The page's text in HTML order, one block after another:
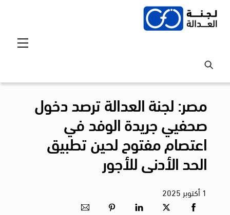
Skip
مصر: لجنة العدالة ترصد دخول
صحفيي جريدة الوفد في
اعتصام مفتوح لحين تطبيق
الحد الأدنى للأجور
1أكتوبر 2025